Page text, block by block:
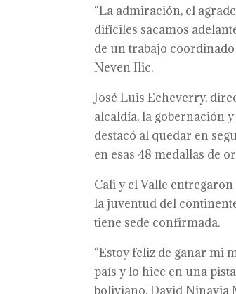
“La admiración, el
difíciles sacamos
de un trabajo
Neven Ilic.
José Luis Echeverry,
alcaldía, la gobernación
destacó al quedar en
en esas 48 medallas de
Cali y el Valle
la juventud del
tiene sede confirmada.
“Estoy feliz de ganar mi
país y lo hice en una
boliviano, David Ninavia